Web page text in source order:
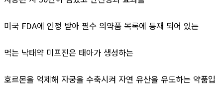
미국 FDA에 인정 받아 필수 의약품 목록에 등재 되어 있는
먹는 낙태약 미프진은 태아가 생성하는
호르몬을 억제해 자궁을 수축시켜 자연 유산을 유도하는 약품입